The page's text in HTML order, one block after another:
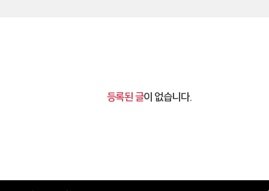
등록된 글이 없습니다.